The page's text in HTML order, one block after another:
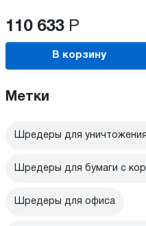
110 633 Р
В корзину
Метки
Шредеры для уничтожения
Шредеры для бумаги с
Шредеры для офиса